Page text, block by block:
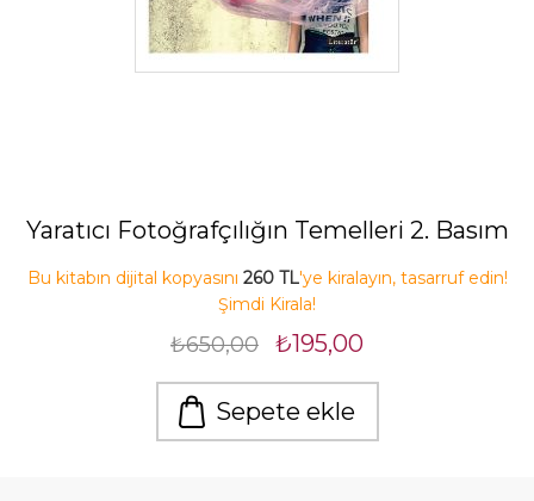
Yaratıcı Fotoğrafçılığın Temelleri 2. Basım
Bu kitabın dijital kopyasını 260 TL'ye kiralayın, tasarruf edin!
Şimdi Kirala!
₺650,00 ₺195,00
Sepete ekle